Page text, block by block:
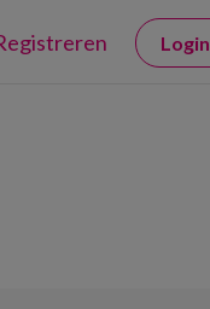
Login